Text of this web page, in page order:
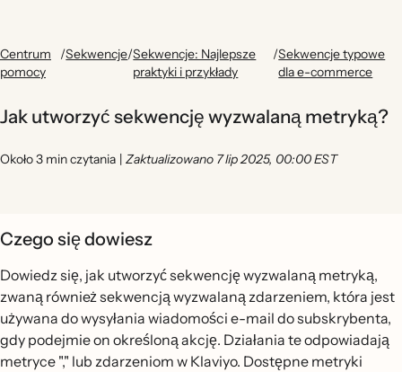
Centrum
pomocy
/Sekwencje/Sekwencje: Najlepsze
praktyki i przykłady
/Sekwencje typowe
dla e-commerce
Jak utworzyć sekwencję wyzwalaną metryką?
Około 3 min czytania | Zaktualizowano 7 lip 2025, 00:00 EST
Czego się dowiesz
Dowiedz się, jak utworzyć sekwencję wyzwalaną metryką,
zwaną również sekwencją wyzwalaną zdarzeniem, która jest
używana do wysyłania wiadomości e-mail do subskrybenta,
gdy podejmie on określoną akcję. Działania te odpowiadają
metryce "," lub zdarzeniom w Klaviyo. Dostępne metryki